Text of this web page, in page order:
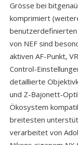
Grösse bei
komprimiert
von NEF sind
aktiven AF-Punkt,
Control-
detaillierte
und Z-Bajonett-
Ökosystem
breitesten
verarbeitet von